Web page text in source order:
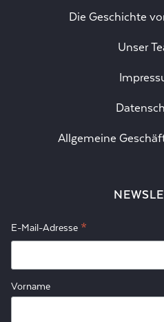
Die Geschichte
Unser
Allgemeine
E-Mail-Adresse *
Vorname